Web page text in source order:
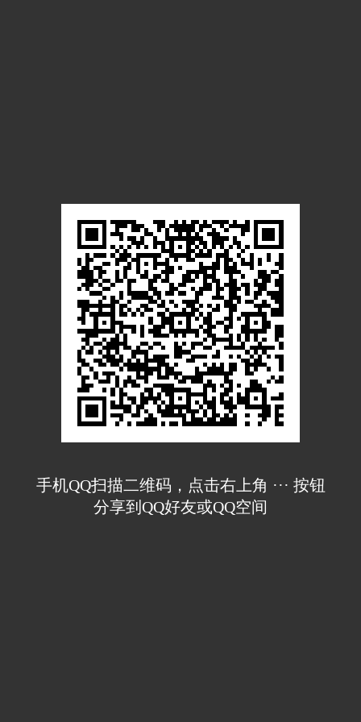
手机QQ扫描二维码，点击右上角 ··· 按钮
分享到QQ好友或QQ空间